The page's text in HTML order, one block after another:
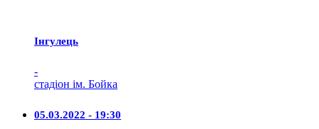
Iнгулець
-
стадіон ім. Бойка
05.03.2022 - 19:30